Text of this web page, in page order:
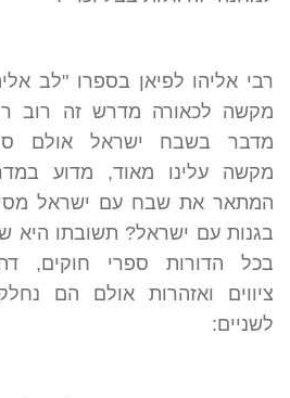
רבי אליהו לפיאן בספרו "לב
מקשה לכאורה מדרש זה רוב
מדבר בשבח ישראל אולם
מקשה עלינו מאוד, מדוע
המתאר את שבח עם ישראל
בגנות עם ישראל? תשובתו היא
בכל הדורות ספרי חוקים,
ציווים ואזהרות אולם הם
לשניים: